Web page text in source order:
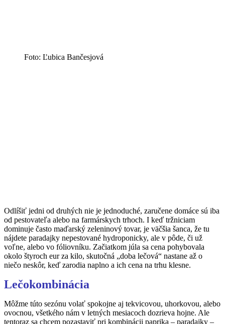
Foto: Ľubica Bančesjová
Odlíšiť jedni od druhých nie je jednoduché, zaručene domáce sú iba
od pestovateľa alebo na farmárskych trhoch. I keď tržniciam
dominuje často maďarský zeleninový tovar, je väčšia šanca, že tu
nájdete paradajky nepestované hydroponicky, ale v pôde, či už
voľne, alebo vo fóliovníku. Začiatkom júla sa cena pohybovala
okolo štyroch eur za kilo, skutočná „doba lečová“ nastane až o
niečo neskôr, keď zarodia naplno a ich cena na trhu klesne.
Lečokombinácia
Môžme túto sezónu volať spokojne aj tekvicovou, uhorkovou, alebo
ovocnou, všetkého nám v letných mesiacoch dozrieva hojne. Ale
tentoraz sa chcem pozastaviť pri kombinácii paprika – paradajky –